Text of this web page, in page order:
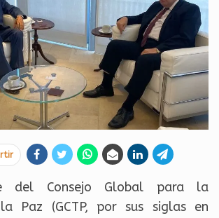
del Consejo Global para la
Paz (GCTP, por sus siglas en